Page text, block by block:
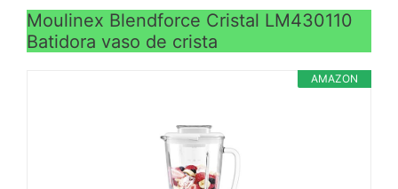
Moulinex Blendforce Cristal LM430110
Batidora vaso de crista
AMAZON